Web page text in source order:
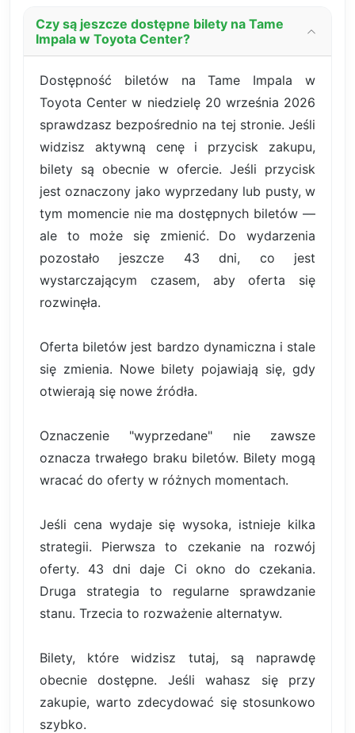
Czy są jeszcze dostępne bilety na Tame
Impala w Toyota Center?
Dostępność biletów na Tame Impala w
Toyota Center w niedzielę 20 września 2026
sprawdzasz bezpośrednio na tej stronie. Jeśli
widzisz aktywną cenę i przycisk zakupu,
bilety są obecnie w ofercie. Jeśli przycisk
jest oznaczony jako wyprzedany lub pusty, w
tym momencie nie ma dostępnych biletów —
ale to może się zmienić. Do wydarzenia
pozostało jeszcze 43 dni, co jest
wystarczającym czasem, aby oferta się
rozwinęła.
Oferta biletów jest bardzo dynamiczna i stale
się zmienia. Nowe bilety pojawiają się, gdy
otwierają się nowe źródła.
Oznaczenie "wyprzedane" nie zawsze
oznacza trwałego braku biletów. Bilety mogą
wracać do oferty w różnych momentach.
Jeśli cena wydaje się wysoka, istnieje kilka
strategii. Pierwsza to czekanie na rozwój
oferty. 43 dni daje Ci okno do czekania.
Druga strategia to regularne sprawdzanie
stanu. Trzecia to rozważenie alternatyw.
Bilety, które widzisz tutaj, są naprawdę
obecnie dostępne. Jeśli wahasz się przy
zakupie, warto zdecydować się stosunkowo
szybko.